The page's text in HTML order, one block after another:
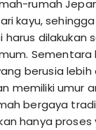
rumah
kayu,
harus dilakukan
Sementara
berusia lebih
memiliki umur
bergaya
hanya proses